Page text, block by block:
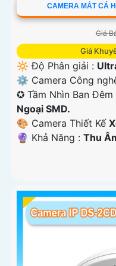
CAMERA MẮT CÁ
Giá
Giá
🔆 Độ Phân giải :
⚙ Camera Công
✪ Tầm Nhìn Ban Đêm
Ngoại SMD.
🎨 Camera Thiết Kế
️🔮 Khả Năng : Thu